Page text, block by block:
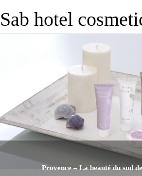
Sab hotel
Provence – La beauté du sud